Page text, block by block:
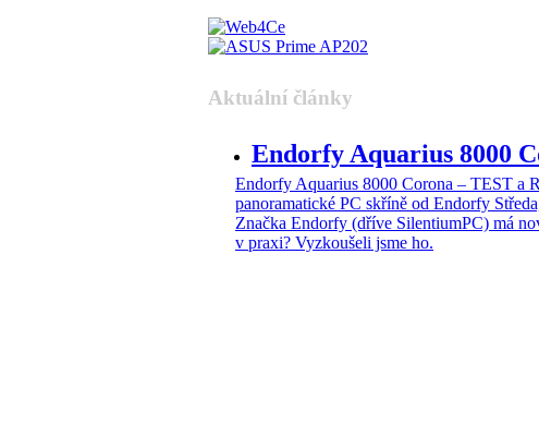
Aktuální články
Endorfy Aquarius 8000
Endorfy Aquarius 8000 Corona – TEST a
panoramatické PC skříně od Endorfy
Značka Endorfy (dříve SilentiumPC) má
v praxi? Vyzkoušeli jsme ho.